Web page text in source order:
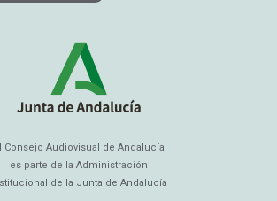
Consejo Audiovisual de Andalucía
es parte de la Administración
de la Junta de Andalucía